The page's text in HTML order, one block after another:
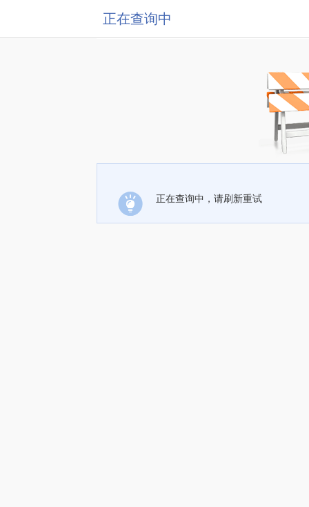
正在查询中
正在查询中，请刷新重试